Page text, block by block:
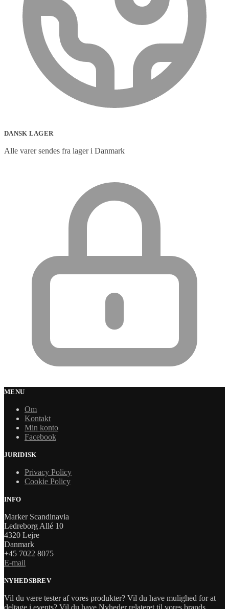
DANSK LAGER
Alle varer sendes fra lager i Danmark
MENU
Om
Kontakt
Min konto
Facebook
JURIDISK
Privacy Policy
Cookie Policy
INFO
Marker Scandinavia
Ledreborg Allé 10
4320 Lejre
Danmark
+45 7022 8075
E-mail
NYHEDSBREV
Vil du være tester af vores produkter? Vil du have mulighed for at
deltage i events? Vil du have Nyheder relateret til vores brands